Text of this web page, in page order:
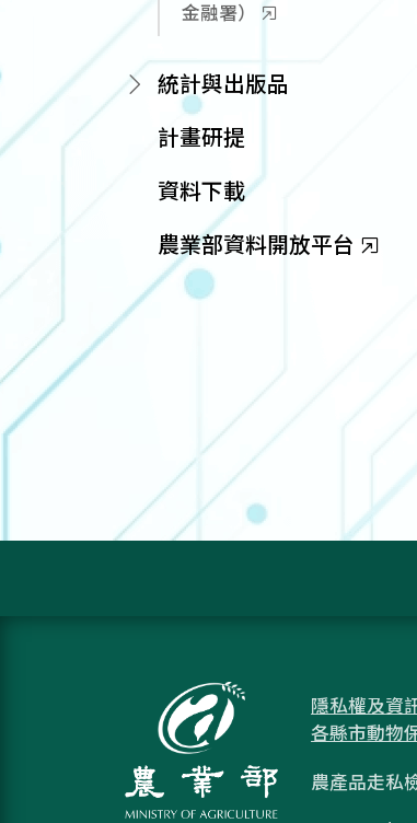
金融署）
統計與出版品
計畫研提
資料下載
農業部資料開放平台
隱私權及資
各縣市動物
農產品走私